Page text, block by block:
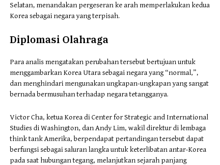
Selatan, menandakan pergeseran ke arah memperlakukan kedua
Korea sebagai negara yang terpisah.
Diplomasi Olahraga
Para analis mengatakan perubahan tersebut bertujuan untuk
menggambarkan Korea Utara sebagai negara yang “normal,”,
dan menghindari mengunakan ungkapan-ungkapan yang sangat
bernada bermusuhan terhadap negara tetangganya.
Victor Cha, ketua Korea di Center for Strategic and International
Studies di Washington, dan Andy Lim, wakil direktur di lembaga
think tank Amerika, berpendapat pertandingan tersebut dapat
berfungsi sebagai saluran langka untuk keterlibatan antar-Korea
pada saat hubungan tegang, melanjutkan sejarah panjang